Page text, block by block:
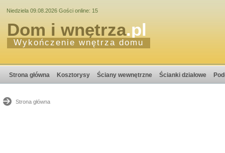
Niedziela 09.08.2026 Gości online: 15
Dom i wnętrza.pl
Wykończenie wnętrza domu
Strona główna Kosztorysy Ściany wewnętrzne Ścianki działowe
Strona główna